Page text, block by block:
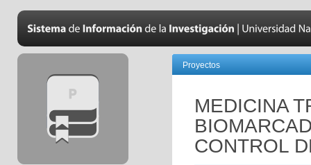
Proyectos
MEDICINA
CONTROL